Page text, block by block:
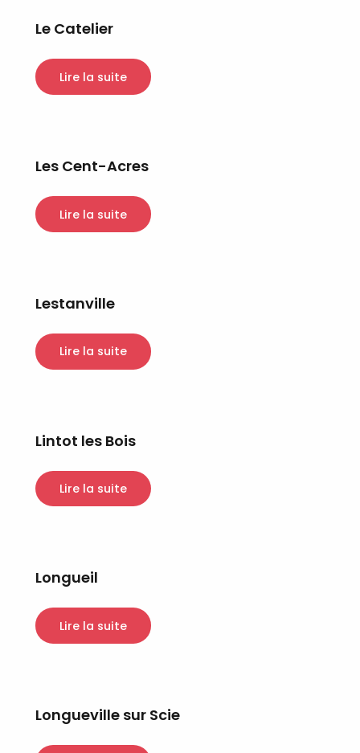
Le Catelier
Lire la suite
Les Cent-Acres
Lire la suite
Lestanville
Lire la suite
Lintot les Bois
Lire la suite
Longueil
Lire la suite
Longueville sur Scie